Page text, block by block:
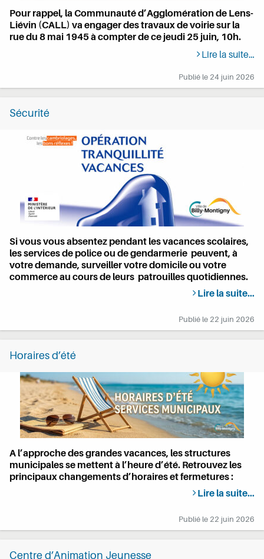
Pour rappel, la Communauté d’Agglomération de Lens-
Liévin (CALL) va engager des travaux de voirie sur la
rue du 8 mai 1945 à compter de ce jeudi 25 juin, 10h.
Lire la suite…
Publié le 24 juin 2026
Sécurité
Si vous vous absentez pendant les vacances scolaires,
les services de police ou de gendarmerie peuvent, à
votre demande, surveiller votre domicile ou votre
commerce au cours de leurs patrouilles quotidiennes.
Lire la suite…
Publié le 22 juin 2026
Horaires d’été
A l’approche des grandes vacances, les structures
municipales se mettent à l’heure d’été. Retrouvez les
principaux changements d’horaires et fermetures :
Lire la suite…
Publié le 22 juin 2026
Centre d’Animation Jeunesse